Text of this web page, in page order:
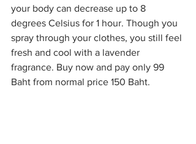
your body can decrease up to 8
degrees Celsius for 1 hour. Though you
spray through your clothes, you still feel
fresh and cool with a lavender
fragrance. Buy now and pay only 99
Baht from normal price 150 Baht.